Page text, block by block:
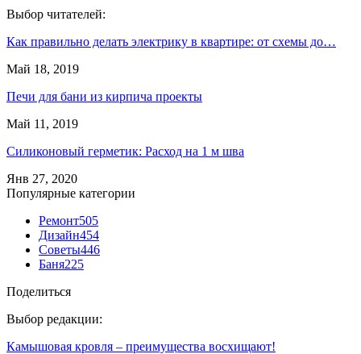
Выбор читателей:
Как правильно делать электрику в квартире: от схемы до…
Май 18, 2019
Печи для бани из кирпича проекты
Май 11, 2019
Силиконовый герметик: Расход на 1 м шва
Янв 27, 2020
Популярные категории
Ремонт505
Дизайн454
Советы446
Баня225
Поделиться
Выбор редакции:
Камышовая кровля – преимущества восхищают!